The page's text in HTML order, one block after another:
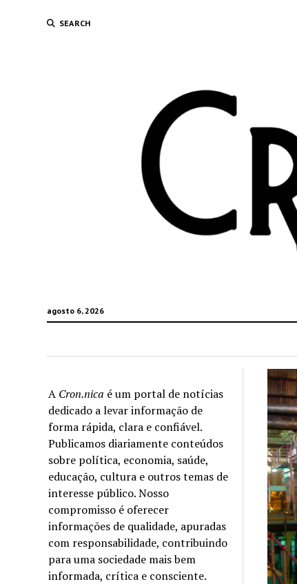
SEARCH
agosto 6, 2026
A Cron.nica é um portal de notícias
dedicado a levar informação de
forma rápida, clara e confiável.
Publicamos diariamente conteúdos
sobre política, economia, saúde,
educação, cultura e outros temas de
interesse público. Nosso
compromisso é oferecer
informações de qualidade, apuradas
com responsabilidade, contribuindo
para uma sociedade mais bem
informada, crítica e consciente.